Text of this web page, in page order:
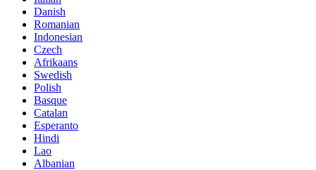
Danish
Romanian
Indonesian
Czech
Afrikaans
Swedish
Polish
Basque
Catalan
Esperanto
Hindi
Lao
Albanian